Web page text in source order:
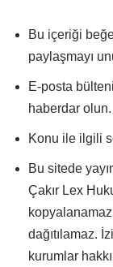
Bu içeriği
paylaşmayı
E-posta
haberdar olun.
Konu ile ilgili
Bu sitede
Çakır Lex
dağıtılamaz.
kurumlar